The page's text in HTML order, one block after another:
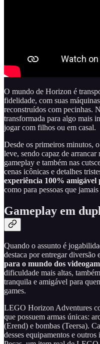
O mundo de Horizon é
fidelidade, com suas
reconstruídos com pecinhas.
transformada para algo mais
jogar com filhos ou em casal.
Desde os primeiros minutos,
leve, sendo capaz de
gameplay e também nas
cenas icônicas e detalhes
experiência 100%
como para pessoas que
Gameplay em
Quando o assunto é
destaca por entregar diversão
para o mundo dos
dificuldade mais altas,
tranquila e amigável para
games.
LEGO Horizon Adventures
que possuem armas únicas:
(Erend) e bombas (Teersa).
desses equipamentos e